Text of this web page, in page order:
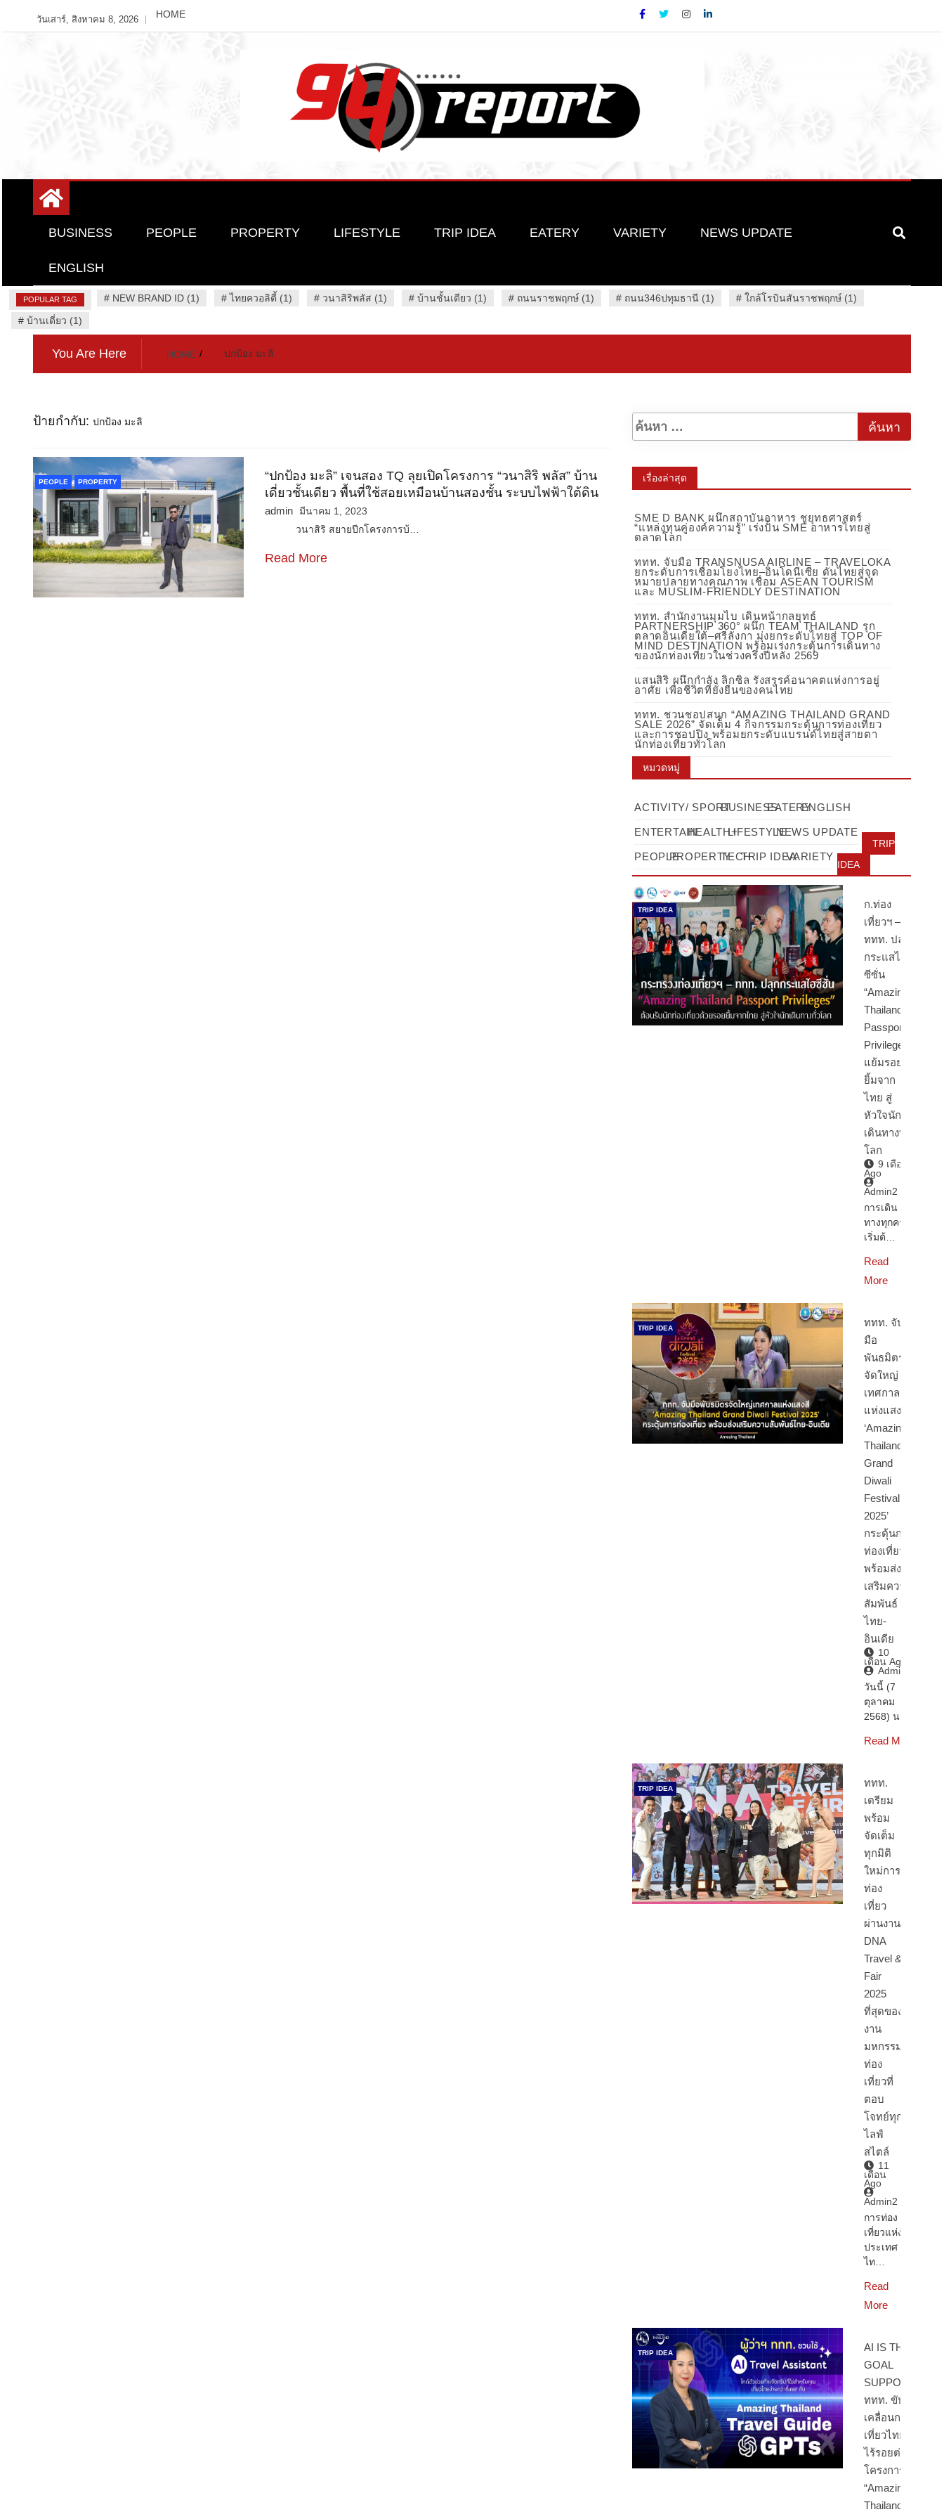
วันเสาร์, สิงหาคม 8, 2026 HOME
94 Report.com
BUSINESS PEOPLE PROPERTY LIFESTYLE TRIP IDEA EATERY VARIETY NEWS UPDATE
ENGLISH
POPULAR TAG # NEW BRAND ID (1) #ไทยควอลิตี้ (1) # วนาสิริพลัส (1) # บ้านชั้นเดียว (1) # ถนนราชพฤกษ์ (1) # ถนน346ปทุมธานี (1) # ใกล้โรบินสันราชพฤกษ์ (1)
# บ้านเดี่ยว (1)
You Are Here HOME ปกป้อง มะลิ
ป้ายกำกับ: ปกป้อง มะลิ
PEOPLE PROPERTY
“ปกป้อง มะลิ” เจนสอง TQ ลุยเปิดโครงการ “วนาสิริ พลัส” บ้าน
เดี่ยวชั้นเดียว พื้นที่ใช้สอยเหมือนบ้านสองชั้น ระบบไฟฟ้าใต้ดิน
admin
มีนาคม 1, 2023
วนาสิริ สยายปีกโครงการบ้…
Read More
เรื่องล่าสุด
SME D BANK ผนึกสถาบันอาหาร ชูยุทธศาสตร์
“แหล่งทุนคู่องค์ความรู้” เร่งปั้น SME อาหารไทยสู่
ตลาดโลก
ททท. จับมือ TRANSNUSA AIRLINE – TRAVELOKA
ยกระดับการเชื่อมโยงไทย–อินโดนีเซีย ดันไทยสู่จุด
หมายปลายทางคุณภาพ เชื่อม ASEAN TOURISM
และ MUSLIM-FRIENDLY DESTINATION
ททท. สำนักงานมุมไบ เดินหน้ากลยุทธ์
PARTNERSHIP 360° ผนึก TEAM THAILAND รุก
ตลาดอินเดียใต้–ศรีลังกา มุ่งยกระดับไทยสู่ TOP OF
MIND DESTINATION พร้อมเร่งกระตุ้นการเดินทาง
ของนักท่องเที่ยวในช่วงครึ่งปีหลัง 2569
แสนสิริ ผนึกกำลัง ลิกซิล รังสรรค์อนาคตแห่งการอยู่
อาศัย เพื่อชีวิตที่ยั่งยืนของคนไทย
ททท. ชวนชอปสนุก “AMAZING THAILAND GRAND
SALE 2026” จัดเต็ม 4 กิจกรรมกระตุ้นการท่องเที่ยว
และการชอปปิง พร้อมยกระดับแบรนด์ไทยสู่สายตา
นักท่องเที่ยวทั่วโลก
หมวดหมู่
ACTIVITY/ SPORTBUSINESSEATERYENGLISH
ENTERTAINHEALTH+LIFESTYLENEWS UPDATE
PEOPLEPROPERTYTECHTRIP IDEAVARIETY
TRIP
IDEA
TRIP IDEA
ก.ท่อง
เที่ยวฯ –
ททท. ปลุก
กระแสไฮ
ซีซั่น
“Amazing
Thailand
Passport
Privileges”
แย้มรอย
ยิ้มจาก
ไทย สู่
หัวใจนัก
เดินทางทั่ว
โลก
9 เดือน
Ago
Admin2
การเดิน
ทางทุกครั้ง
เริ่มต้…
Read
More
TRIP IDEA
ททท. จับ
มือ
พันธมิตร
จัดใหญ่
เทศกาล
แห่งแสงสี
‘Amazing
Thailand
Grand
Diwali
Festival
2025’
กระตุ้นการ
ท่องเที่ยว
พร้อมส่ง
เสริมความ
สัมพันธ์
ไทย-
อินเดีย
10
เดือน Ago
Admin2
วันนี้ (7
ตุลาคม
2568) นา…
Read More
TRIP IDEA
ททท.
เตรียม
พร้อม
จัดเต็ม
ทุกมิติ
ใหม่การ
ท่อง
เที่ยว
ผ่านงาน
DNA
Travel &
Fair
2025
ที่สุดของ
งาน
มหกรรม
ท่อง
เที่ยวที่
ตอบ
โจทย์ทุก
ไลฟ์
สไตล์
11
เดือน
Ago
Admin2
การท่อง
เที่ยวแห่ง
ประเทศ
ไท…
Read
More
TRIP IDEA
AI IS THE
GOAL
SUPPORTER:
ททท. ขับ
เคลื่อนกลยุทธ์
เที่ยวไทยแบบ
ไร้รอยต่อ ผ่าน
โครงการ
“Amazing
Thailand